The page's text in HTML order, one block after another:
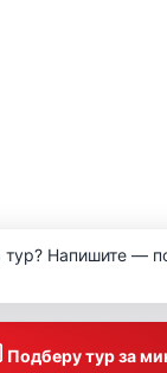
с
Подберу тур за
тур? Напишите —